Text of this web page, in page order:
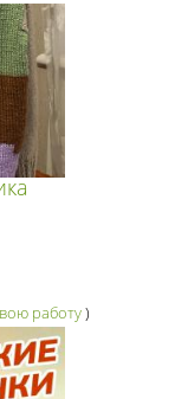
работу)